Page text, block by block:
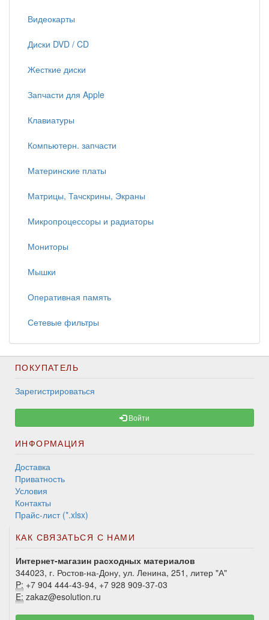
Видеокарты
Диски DVD / CD
Жесткие диски
Запчасти для Apple
Клавиатуры
Компьютерн. запчасти
Материнские платы
Матрицы, Тачскрины, Экраны
Микропроцессоры и радиаторы
Мониторы
Мышки
Оперативная память
Сетевые фильтры
ПОКУПАТЕЛЬ
Зарегистрироваться
Войти
ИНФОРМАЦИЯ
Доставка
Приватность
Условия
Контакты
Прайс-лист (*.xlsx)
КАК СВЯЗАТЬСЯ С НАМИ
Интернет-магазин расходных материалов
344023, г. Ростов-на-Дону, ул. Ленина, 251, литер "А"
P: +7 904 444-43-94, +7 928 909-37-03
E: zakaz@esolution.ru